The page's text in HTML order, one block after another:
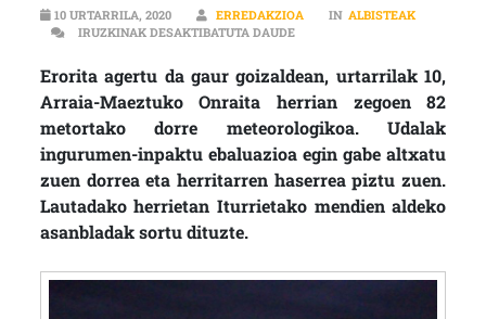
10 URTARRILA, 2020 ERREDAKZIOA IN ALBISTEAK
IRUZKINAK DESAKTIBATUTA DAUDEITURRIETAKO MENDIETAN
Erorita agertu da gaur goizaldean, urtarrilak 10,
Arraia-Maeztuko Onraita herrian zegoen 82
metortako dorre meteorologikoa. Udalak
ingurumen-inpaktu ebaluazioa egin gabe altxatu
zuen dorrea eta herritarren haserrea piztu zuen.
Lautadako herrietan Iturrietako mendien aldeko
asanbladak sortu dituzte.